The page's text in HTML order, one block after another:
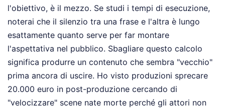
l'obiettivo, è il mezzo. Se studi i tempi di esecuzione,
noterai che il silenzio tra una frase e l'altra è lungo
esattamente quanto serve per far montare
l'aspettativa nel pubblico. Sbagliare questo calcolo
significa produrre un contenuto che sembra "vecchio"
prima ancora di uscire. Ho visto produzioni sprecare
20.000 euro in post-produzione cercando di
"velocizzare" scene nate morte perché gli attori non